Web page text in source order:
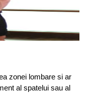
zonei lombare si ar
al spatelui sau al